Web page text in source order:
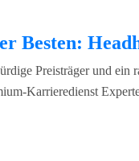
Besten:
Preisträger und ein
Karrieredienst